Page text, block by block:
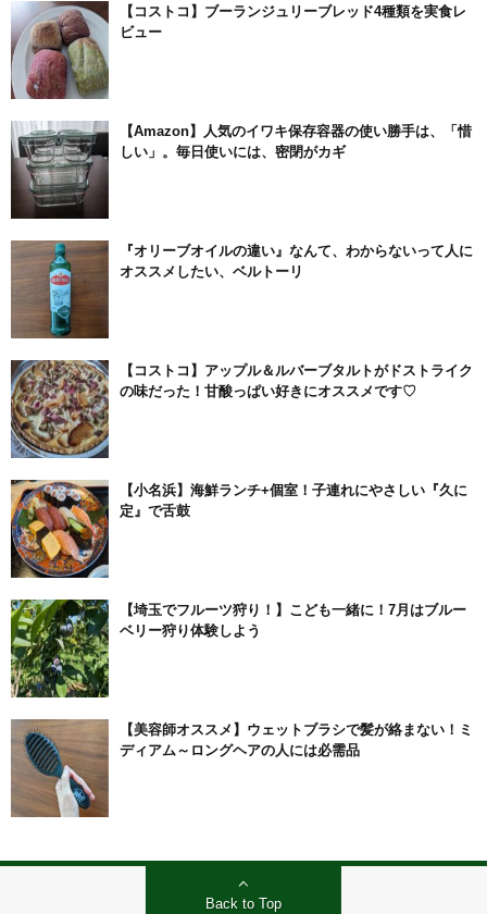
【コストコ】ブーランジュリーブレッド4種類を実食レ
ビュー
【Amazon】人気のイワキ保存容器の使い勝手は、「惜
しい」。毎日使いには、密閉がカギ
『オリーブオイルの違い』なんて、わからないって人に
オススメしたい、ベルトーリ
【コストコ】アップル＆ルバーブタルトがドストライク
の味だった！甘酸っぱい好きにオススメです♡
【小名浜】海鮮ランチ+個室！子連れにやさしい『久に
定』で舌鼓
【埼玉でフルーツ狩り！】こども一緒に！7月はブルー
ベリー狩り体験しよう
【美容師オススメ】ウェットブラシで髪が絡まない！ミ
ディアム～ロングヘアの人には必需品
Back to Top